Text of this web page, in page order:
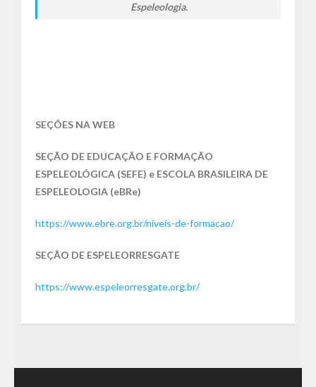
Espeleologia.
SEÇÕES NA WEB
SEÇÃO DE EDUCAÇÃO E FORMAÇÃO
ESPELEOLÓGICA (SEFE) e ESCOLA BRASILEIRA DE
ESPELEOLOGIA (eBRe)
https://www.ebre.org.br/niveis-de-formacao/
SEÇÃO DE ESPELEORRESGATE
https://www.espeleorresgate.org.br/